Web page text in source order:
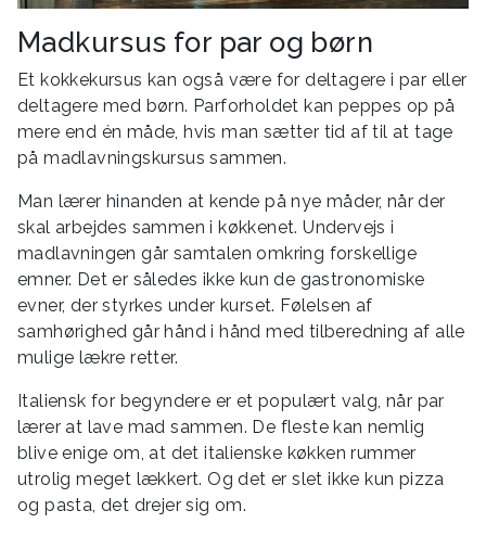
Madkursus for par og børn
Et kokkekursus kan også være for deltagere i par eller
deltagere med børn. Parforholdet kan peppes op på
mere end én måde, hvis man sætter tid af til at tage
på madlavningskursus sammen.
Man lærer hinanden at kende på nye måder, når der
skal arbejdes sammen i køkkenet. Undervejs i
madlavningen går samtalen omkring forskellige
emner. Det er således ikke kun de gastronomiske
evner, der styrkes under kurset. Følelsen af
samhørighed går hånd i hånd med tilberedning af alle
mulige lækre retter.
Italiensk for begyndere er et populært valg, når par
lærer at lave mad sammen. De fleste kan nemlig
blive enige om, at det italienske køkken rummer
utrolig meget lækkert. Og det er slet ikke kun pizza
og pasta, det drejer sig om.